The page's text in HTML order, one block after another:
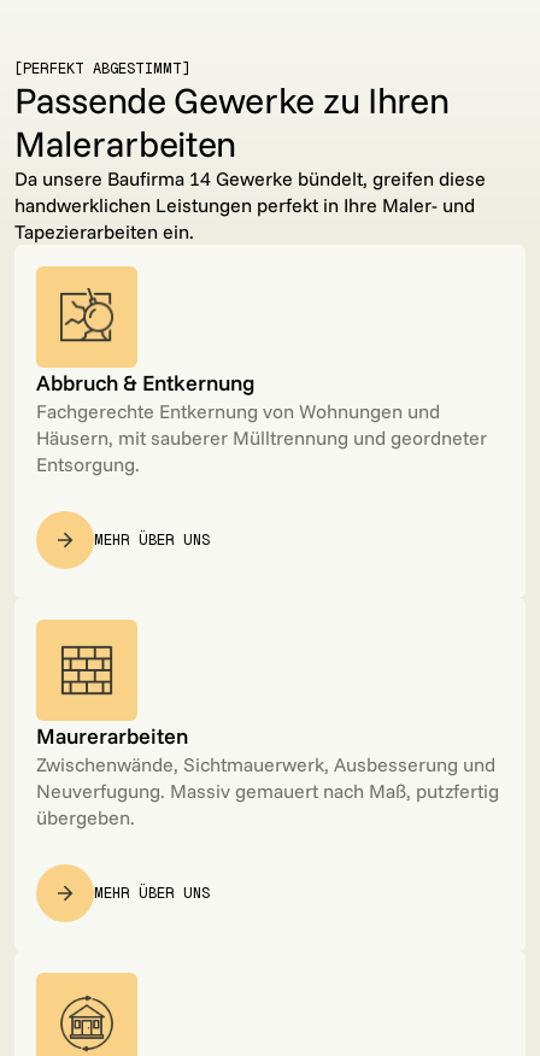
[PERFEKT ABGESTIMMT]
Passende Gewerke zu Ihren
Malerarbeiten
Da unsere Baufirma 14 Gewerke bündelt, greifen diese
handwerklichen Leistungen perfekt in Ihre Maler- und
Tapezierarbeiten ein.
Abbruch & Entkernung
Fachgerechte Entkernung von Wohnungen und
Häusern, mit sauberer Mülltrennung und geordneter
Entsorgung.
MEHR ÜBER UNS
Maurerarbeiten
Zwischenwände, Sichtmauerwerk, Ausbesserung und
Neuverfugung. Massiv gemauert nach Maß, putzfertig
übergeben.
MEHR ÜBER UNS